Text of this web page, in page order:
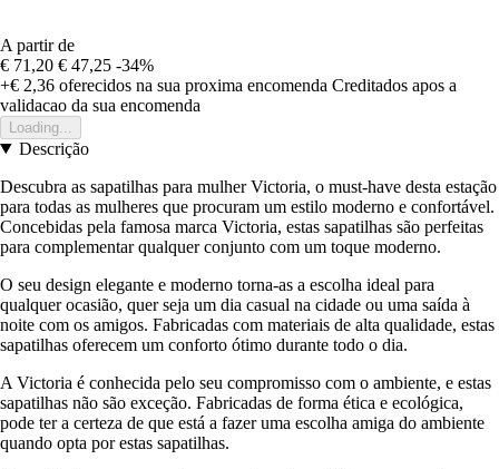
A partir de
€ 71,20 € 47,25 -34%
+€ 2,36 oferecidos na sua proxima encomenda Creditados apos a
validacao da sua encomenda
Loading...
Descrição
Descubra as sapatilhas para mulher Victoria, o must-have desta estação
para todas as mulheres que procuram um estilo moderno e confortável.
Concebidas pela famosa marca Victoria, estas sapatilhas são perfeitas
para complementar qualquer conjunto com um toque moderno.
O seu design elegante e moderno torna-as a escolha ideal para
qualquer ocasião, quer seja um dia casual na cidade ou uma saída à
noite com os amigos. Fabricadas com materiais de alta qualidade, estas
sapatilhas oferecem um conforto ótimo durante todo o dia.
A Victoria é conhecida pelo seu compromisso com o ambiente, e estas
sapatilhas não são exceção. Fabricadas de forma ética e ecológica,
pode ter a certeza de que está a fazer uma escolha amiga do ambiente
quando opta por estas sapatilhas.